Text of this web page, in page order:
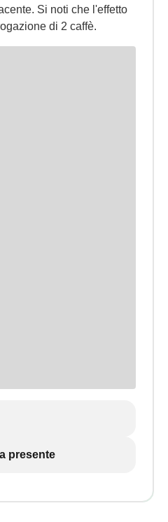
Si noti che l'effetto
di 2 caffè.
presente